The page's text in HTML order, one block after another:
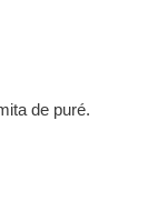
de puré.